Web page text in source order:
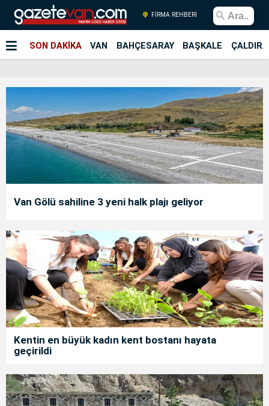
FİRMA REHBERİ
SON DAKİKA VAN BAHÇESARAY BAŞKALE
Van Gölü sahiline 3 yeni halk plajı geliyor
Kentin en büyük kadın kent bostanı hayata
geçirildi